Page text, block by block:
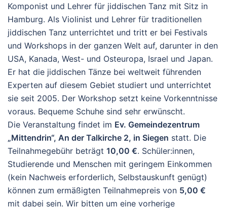
Komponist und Lehrer für jiddischen Tanz mit Sitz in
Hamburg. Als Violinist und Lehrer für traditionellen
jiddischen Tanz unterrichtet und tritt er bei Festivals
und Workshops in der ganzen Welt auf, darunter in den
USA, Kanada, West- und Osteuropa, Israel und Japan.
Er hat die jiddischen Tänze bei weltweit führenden
Experten auf diesem Gebiet studiert und unterrichtet
sie seit 2005. Der Workshop setzt keine Vorkenntnisse
voraus. Bequeme Schuhe sind sehr erwünscht.
Die Veranstaltung findet im Ev. Gemeindezentrum
„Mittendrin“, An der Talkirche 2, in Siegen statt. Die
Teilnahmegebühr beträgt 10,00 €. Schüler:innen,
Studierende und Menschen mit geringem Einkommen
(kein Nachweis erforderlich, Selbstauskunft genügt)
können zum ermäßigten Teilnahmepreis von 5,00 €
mit dabei sein. Wir bitten um eine vorherige